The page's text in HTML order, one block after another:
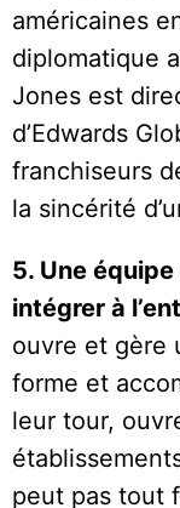
américaines
diplomatique
Jones est
d’Edwards
franchiseurs
la sincérité
5. Une
intégrer à
ouvre et gère
forme et
leur tour,
peut pas tout